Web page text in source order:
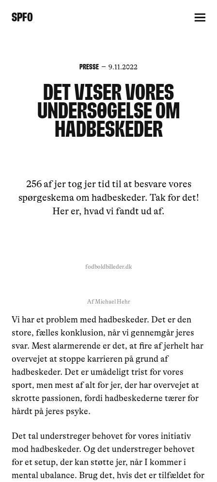
SPFO
Presse 9.11.2022
Det viser vores
undersøgelse om
hadbeskeder
256 af jer tog jer tid til at besvare vores
spørgeskema om hadbeskeder. Tak for det!
Her er, hvad vi fandt ud af.
fodboldbilleder.dk
AfMichael Hehr
Vi har et problem med hadbeskeder. Det er den
store, fælles konklusion, når vi gennemgår jeres
svar. Mest alarmerende er det, at fire af jerhelt har
overvejet at stoppe karrieren på grund af
hadbeskeder. Det er umådeligt trist for vores
sport, men mest af alt for jer, der har overvejet at
skrotte passionen, fordi hadbeskederne tærer for
hårdt på jeres psyke.
Det tal understreger behovet for vores initiativ
mod hadbeskeder. Og det understreger behovet
for et setup, der kan støtte jer, når I kommer i
mental ubalance. Brug det, hvis det er tilfældet for